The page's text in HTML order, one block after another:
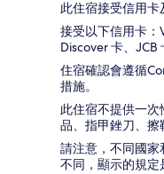
此住宿接受信用卡
接受以下信用卡：
Discover 卡、JCB
住宿確認會遵循
措施。
此住宿不提供一
品、指甲銼刀、擦
請注意，不同國
不同，顯示的規定